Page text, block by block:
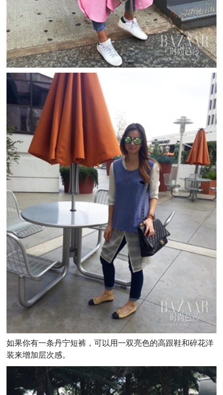
如果你有一条丹宁短裤，可以用一双亮色的高跟鞋和碎花洋
装来增加层次感。